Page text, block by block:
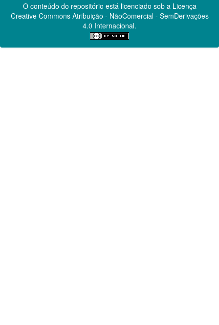
O conteúdo do repositório está licenciado sob a Licença
Creative CommonsAtribuição - NãoComercial - SemDerivações
4.0 Internacional.